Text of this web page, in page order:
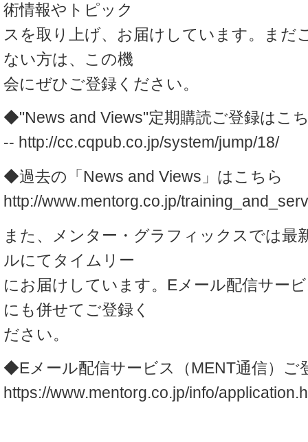
術情報やトピック
スを取り上げ、お届けしています。まだ
ない方は、この機
会にぜひご登録ください。
◆"News and Views"定期購読ご登録はこ
-- http://cc.cqpub.co.jp/system/jump/18/
◆過去の「News and Views」はこちら
http://www.mentorg.co.jp/
また、メンター・グラフィックスでは最
ルにてタイムリー
にお届けしています。Eメール配信サー
にも併せてご登録く
ださい。
◆Eメール配信サービス（MENT通信）ご
https://www.mentorg.co.jp/info/